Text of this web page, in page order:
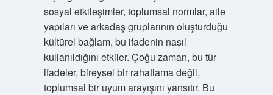
sosyal etkileşimler, toplumsal normlar, aile
yapıları ve arkadaş gruplarının oluşturduğu
kültürel bağlam, bu ifadenin nasıl
kullanıldığını etkiler. Çoğu zaman, bu tür
ifadeler, bireysel bir rahatlama değil,
toplumsal bir uyum arayışını yansıtır. Bu